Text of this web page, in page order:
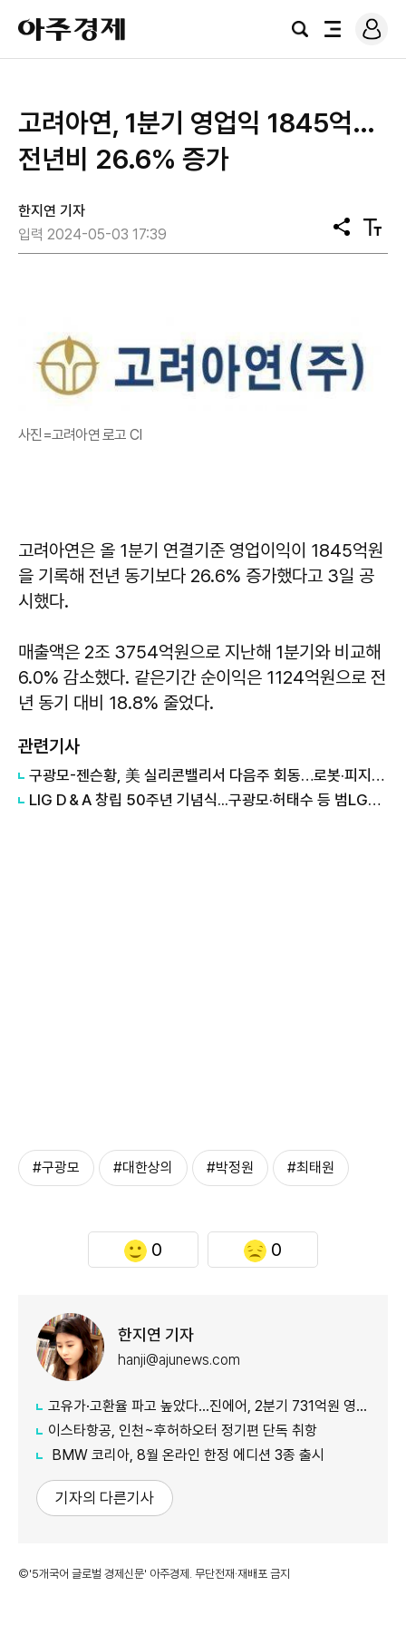
아
주
경
검
전
로
그
고려아연, 1분기 영업익 1845억…
전년비 26.6% 증가
한지연 기자
입력 2024-05-03 17:39
공
유
텍
스
사진=고려아연 로고 CI
고려아연은 올 1분기 연결기준 영업이익이 1845억원
을 기록해 전년 동기보다 26.6% 증가했다고 3일 공
시했다.
매출액은 2조 3754억원으로 지난해 1분기와 비교해
6.0% 감소했다. 같은기간 순이익은 1124억원으로 전
년 동기 대비 18.8% 줄었다.
관련기사
구광모-젠슨황, 美 실리콘밸리서 다음주 회동…로봇·피지컬AI 협력 논의
LIG D＆A 창립 50주년 기념식...구광모·허태수 등 범LG가 '집결'
#구광모 #대한상의 #박정원 #최태원
0 0
한지연 기자
hanji@ajunews.com
고유가·고환율 파고 높았다…진에어, 2분기 731억원 영업적자
이스타항공, 인천~후허하오터 정기편 단독 취항
BMW 코리아, 8월 온라인 한정 에디션 3종 출시
기자의 다른기사
©'5개국어 글로벌 경제신문' 아주경제. 무단전재·재배포 금지